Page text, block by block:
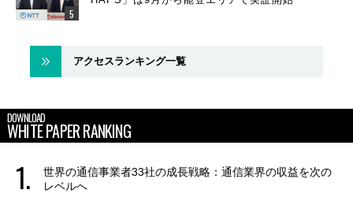
アクセスランキング一覧
DOWNLOAD
WHITE PAPER RANKING
世界の通信事業者33社の成長戦略：通信業界の収益を次の
レベルへ